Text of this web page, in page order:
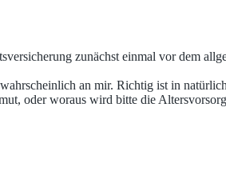
zunächst einmal vor dem
an mir. Richtig ist in
oder woraus wird bitte die